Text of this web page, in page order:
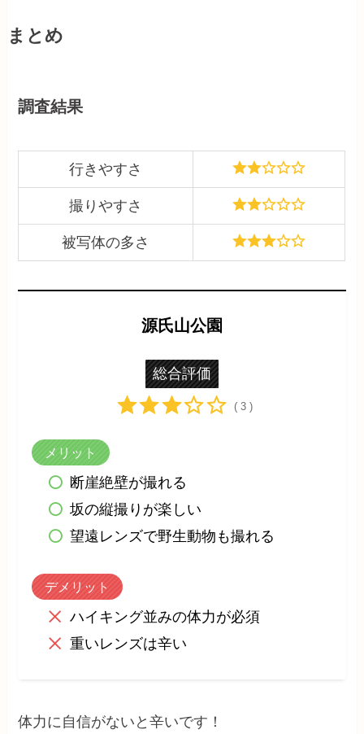
まとめ
調査結果
行きやすさ
撮りやすさ
被写体の多さ
源氏山公園
総合評価
( 3 )
メリット
断崖絶壁が撮れる
坂の縦撮りが楽しい
望遠レンズで野生動物も撮れる
デメリット
ハイキング並みの体力が必須
重いレンズは辛い
体力に自信がないと辛いです！